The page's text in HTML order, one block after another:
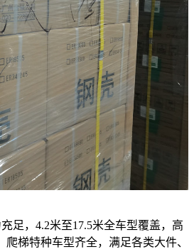
足，4.2米至17.5米全车型覆盖，高
梯特种车型齐全，满足各类大件、